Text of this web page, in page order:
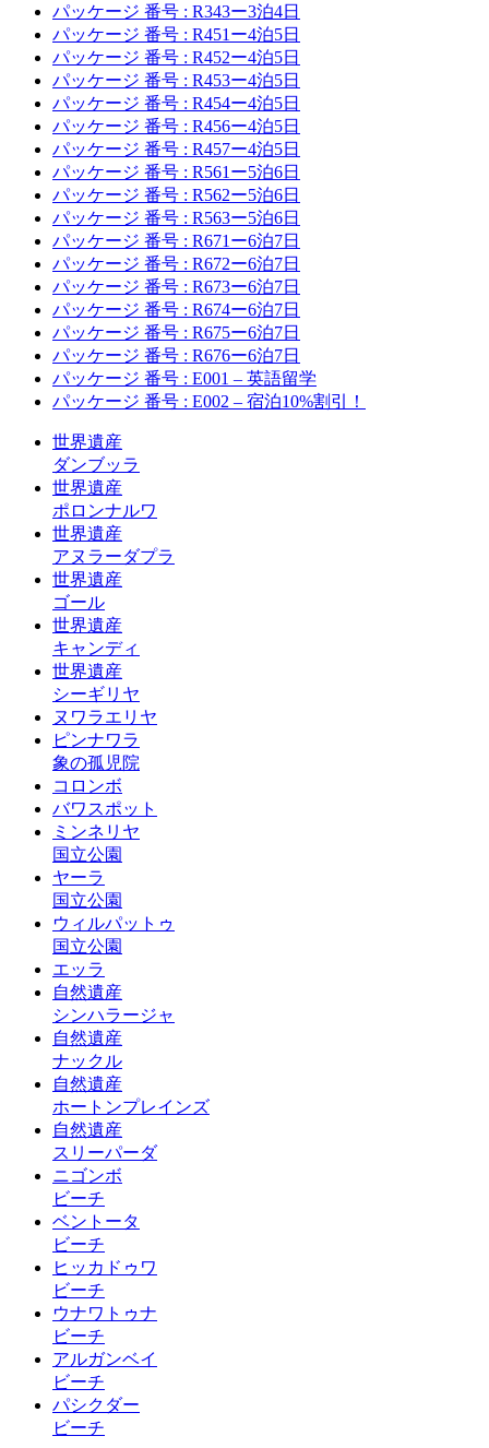
パッケージ 番号 : R343ー3泊4日
パッケージ 番号 : R451ー4泊5日
パッケージ 番号 : R452ー4泊5日
パッケージ 番号 : R453ー4泊5日
パッケージ 番号 : R454ー4泊5日
パッケージ 番号 : R456ー4泊5日
パッケージ 番号 : R457ー4泊5日
パッケージ 番号 : R561ー5泊6日
パッケージ 番号 : R562ー5泊6日
パッケージ 番号 : R563ー5泊6日
パッケージ 番号 : R671ー6泊7日
パッケージ 番号 : R672ー6泊7日
パッケージ 番号 : R673ー6泊7日
パッケージ 番号 : R674ー6泊7日
パッケージ 番号 : R675ー6泊7日
パッケージ 番号 : R676ー6泊7日
パッケージ 番号 : E001 – 英語留学
パッケージ 番号 : E002 – 宿泊10%割引！
世界遺産
ダンブッラ
世界遺産
ポロンナルワ
世界遺産
アヌラーダプラ
世界遺産
ゴール
世界遺産
キャンディ
世界遺産
シーギリヤ
ヌワラエリヤ
ピンナワラ
象の孤児院
コロンボ
バワスポット
ミンネリヤ
国立公園
ヤーラ
国立公園
ウィルパットゥ
国立公園
エッラ
自然遺産
シンハラージャ
自然遺産
ナックル
自然遺産
ホートンプレインズ
自然遺産
スリーパーダ
ニゴンボ
ビーチ
ベントータ
ビーチ
ヒッカドゥワ
ビーチ
ウナワトゥナ
ビーチ
アルガンベイ
ビーチ
パシクダー
ビーチ